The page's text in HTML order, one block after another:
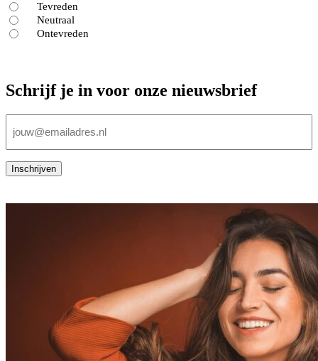
Tevreden
Neutraal
Ontevreden
Schrijf je in voor onze nieuwsbrief
mailadres
Inschrijven